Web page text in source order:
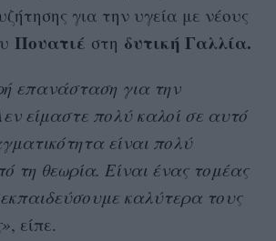
για την υγεία με νέους
Πουατιέ στη δυτική Γαλλία.
επανάσταση για την
είμαστε πολύ καλοί σε αυτό
είναι πολύ
τη θεωρία. Είναι ένας τομέας
καλύτερα τους
, είπε.